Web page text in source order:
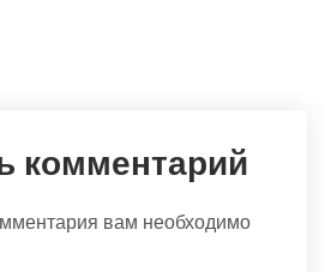
комментарий
вам необходимо